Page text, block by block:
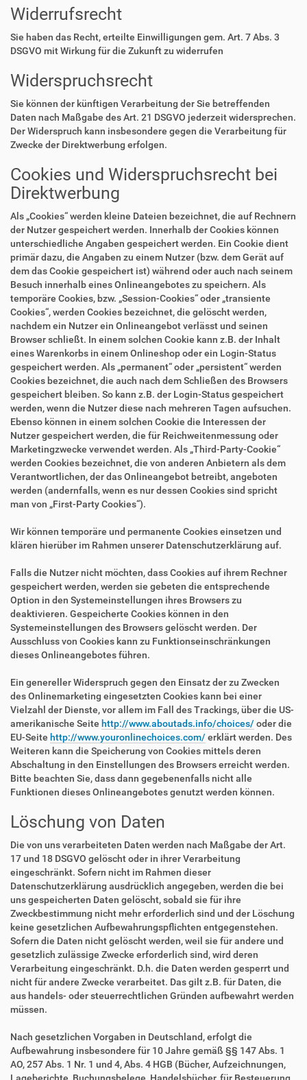
Widerrufsrecht
Sie haben das Recht, erteilte Einwilligungen gem. Art. 7 Abs. 3
DSGVO mit Wirkung für die Zukunft zu widerrufen
Widerspruchsrecht
Sie können der künftigen Verarbeitung der Sie betreffenden
Daten nach Maßgabe des Art. 21 DSGVO jederzeit widersprechen.
Der Widerspruch kann insbesondere gegen die Verarbeitung für
Zwecke der Direktwerbung erfolgen.
Cookies und Widerspruchsrecht bei
Direktwerbung
Als „Cookies“ werden kleine Dateien bezeichnet, die auf Rechnern
der Nutzer gespeichert werden. Innerhalb der Cookies können
unterschiedliche Angaben gespeichert werden. Ein Cookie dient
primär dazu, die Angaben zu einem Nutzer (bzw. dem Gerät auf
dem das Cookie gespeichert ist) während oder auch nach seinem
Besuch innerhalb eines Onlineangebotes zu speichern. Als
temporäre Cookies, bzw. „Session-Cookies“ oder „transiente
Cookies“, werden Cookies bezeichnet, die gelöscht werden,
nachdem ein Nutzer ein Onlineangebot verlässt und seinen
Browser schließt. In einem solchen Cookie kann z.B. der Inhalt
eines Warenkorbs in einem Onlineshop oder ein Login-Status
gespeichert werden. Als „permanent“ oder „persistent“ werden
Cookies bezeichnet, die auch nach dem Schließen des Browsers
gespeichert bleiben. So kann z.B. der Login-Status gespeichert
werden, wenn die Nutzer diese nach mehreren Tagen aufsuchen.
Ebenso können in einem solchen Cookie die Interessen der
Nutzer gespeichert werden, die für Reichweitenmessung oder
Marketingzwecke verwendet werden. Als „Third-Party-Cookie“
werden Cookies bezeichnet, die von anderen Anbietern als dem
Verantwortlichen, der das Onlineangebot betreibt, angeboten
werden (andernfalls, wenn es nur dessen Cookies sind spricht
man von „First-Party Cookies“).
Wir können temporäre und permanente Cookies einsetzen und
klären hierüber im Rahmen unserer Datenschutzerklärung auf.
Falls die Nutzer nicht möchten, dass Cookies auf ihrem Rechner
gespeichert werden, werden sie gebeten die entsprechende
Option in den Systemeinstellungen ihres Browsers zu
deaktivieren. Gespeicherte Cookies können in den
Systemeinstellungen des Browsers gelöscht werden. Der
Ausschluss von Cookies kann zu Funktionseinschränkungen
dieses Onlineangebotes führen.
Ein genereller Widerspruch gegen den Einsatz der zu Zwecken
des Onlinemarketing eingesetzten Cookies kann bei einer
Vielzahl der Dienste, vor allem im Fall des Trackings, über die US-
amerikanische Seite http://www.aboutads.info/choices/ oder die
EU-Seite http://www.youronlinechoices.com/ erklärt werden. Des
Weiteren kann die Speicherung von Cookies mittels deren
Abschaltung in den Einstellungen des Browsers erreicht werden.
Bitte beachten Sie, dass dann gegebenenfalls nicht alle
Funktionen dieses Onlineangebotes genutzt werden können.
Löschung von Daten
Die von uns verarbeiteten Daten werden nach Maßgabe der Art.
17 und 18 DSGVO gelöscht oder in ihrer Verarbeitung
eingeschränkt. Sofern nicht im Rahmen dieser
Datenschutzerklärung ausdrücklich angegeben, werden die bei
uns gespeicherten Daten gelöscht, sobald sie für ihre
Zweckbestimmung nicht mehr erforderlich sind und der Löschung
keine gesetzlichen Aufbewahrungspflichten entgegenstehen.
Sofern die Daten nicht gelöscht werden, weil sie für andere und
gesetzlich zulässige Zwecke erforderlich sind, wird deren
Verarbeitung eingeschränkt. D.h. die Daten werden gesperrt und
nicht für andere Zwecke verarbeitet. Das gilt z.B. für Daten, die
aus handels- oder steuerrechtlichen Gründen aufbewahrt werden
müssen.
Nach gesetzlichen Vorgaben in Deutschland, erfolgt die
Aufbewahrung insbesondere für 10 Jahre gemäß §§ 147 Abs. 1
AO, 257 Abs. 1 Nr. 1 und 4, Abs. 4 HGB (Bücher, Aufzeichnungen,